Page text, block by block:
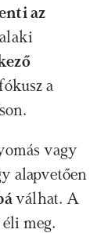
az
kapcsol. Ilyenkor a fókusz a
vagy
alapvetően
válhat. A
éli meg.